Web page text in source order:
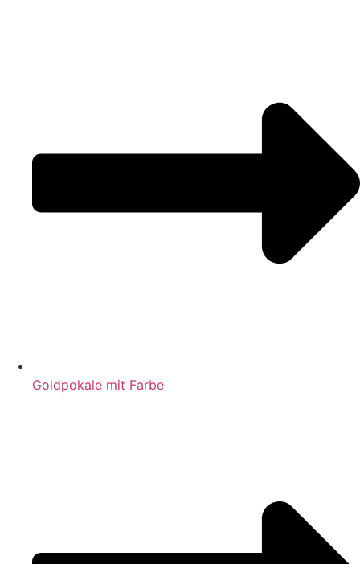
Goldpokale mit Farbe